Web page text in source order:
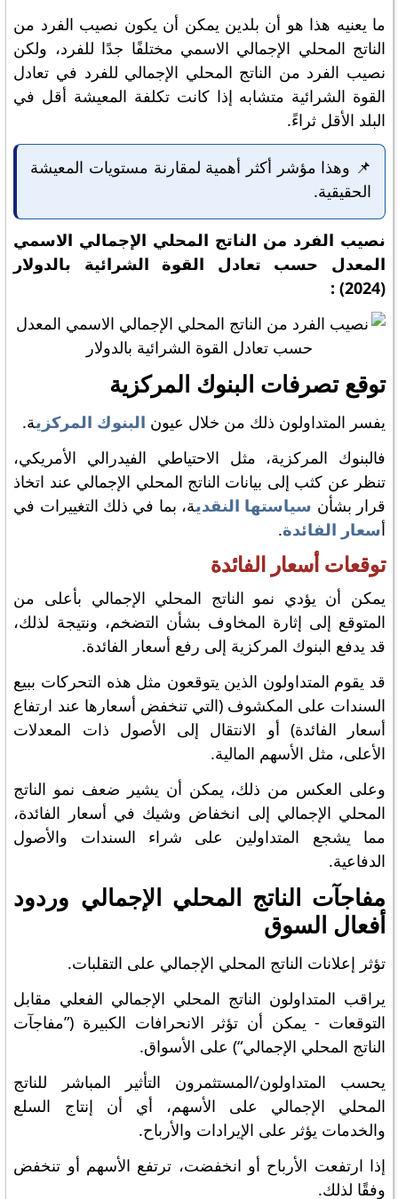
ما يعنيه هذا هو أن بلدين يمكن أن يكون نصيب الفرد من
الناتج المحلي الإجمالي الاسمي مختلفًا جدًا للفرد، ولكن
نصيب الفرد من الناتج المحلي الإجمالي للفرد في تعادل
القوة الشرائية متشابه إذا كانت تكلفة المعيشة أقل في
البلد الأقل ثراءً.
📌 وهذا مؤشر أكثر أهمية لمقارنة مستويات المعيشة
الحقيقية.
نصيب الفرد من الناتج المحلي الإجمالي الاسمي
المعدل حسب تعادل القوة الشرائية بالدولار
(2024) :
توقع تصرفات البنوك المركزية
يفسر المتداولون ذلك من خلال عيون البنوك المركزية.
فالبنوك المركزية، مثل الاحتياطي الفيدرالي الأمريكي،
تنظر عن كثب إلى بيانات الناتج المحلي الإجمالي عند اتخاذ
قرار بشأن سياستها النقدية، بما في ذلك التغييرات في
أسعار الفائدة.
توقعات أسعار الفائدة
يمكن أن يؤدي نمو الناتج المحلي الإجمالي بأعلى من
المتوقع إلى إثارة المخاوف بشأن التضخم، ونتيجة لذلك،
قد يدفع البنوك المركزية إلى رفع أسعار الفائدة.
قد يقوم المتداولون الذين يتوقعون مثل هذه التحركات ببيع
السندات على المكشوف (التي تنخفض أسعارها عند ارتفاع
أسعار الفائدة) أو الانتقال إلى الأصول ذات المعدلات
الأعلى، مثل الأسهم المالية.
وعلى العكس من ذلك، يمكن أن يشير ضعف نمو الناتج
المحلي الإجمالي إلى انخفاض وشيك في أسعار الفائدة،
مما يشجع المتداولين على شراء السندات والأصول
الدفاعية.
مفاجآت الناتج المحلي الإجمالي وردود
أفعال السوق
تؤثر إعلانات الناتج المحلي الإجمالي على التقلبات.
يراقب المتداولون الناتج المحلي الإجمالي الفعلي مقابل
التوقعات - يمكن أن تؤثر الانحرافات الكبيرة (”مفاجآت
الناتج المحلي الإجمالي“) على الأسواق.
يحسب المتداولون/المستثمرون التأثير المباشر للناتج
المحلي الإجمالي على الأسهم، أي أن إنتاج السلع
والخدمات يؤثر على الإيرادات والأرباح.
إذا ارتفعت الأرباح أو انخفضت، ترتفع الأسهم أو تنخفض
وفقًا لذلك.